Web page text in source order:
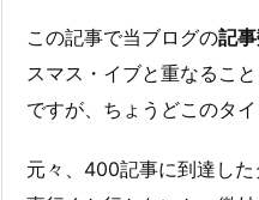
この記事で当ブログの記
スマス・イブと重なるこ
ですが、ちょうどこのタイ
元々、400記事に到達し